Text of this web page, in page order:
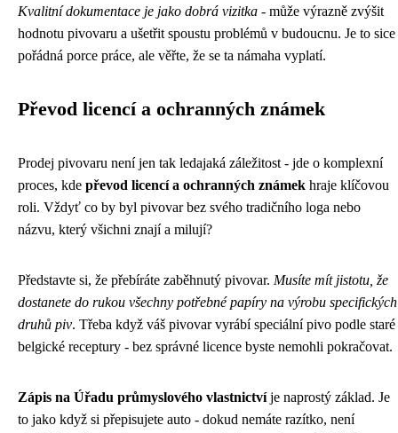
Kvalitní dokumentace je jako dobrá vizitka - může výrazně zvýšit
hodnotu pivovaru a ušetřit spoustu problémů v budoucnu. Je to sice
pořádná porce práce, ale věřte, že se ta námaha vyplatí.
Převod licencí a ochranných známek
Prodej pivovaru není jen tak ledajaká záležitost - jde o komplexní
proces, kde převod licencí a ochranných známek hraje klíčovou
roli. Vždyť co by byl pivovar bez svého tradičního loga nebo
názvu, který všichni znají a milují?
Představte si, že přebíráte zaběhnutý pivovar. Musíte mít jistotu, že
dostanete do rukou všechny potřebné papíry na výrobu specifických
druhů piv. Třeba když váš pivovar vyrábí speciální pivo podle staré
belgické receptury - bez správné licence byste nemohli pokračovat.
Zápis na Úřadu průmyslového vlastnictvíje naprostý základ. Je
to jako když si přepisujete auto - dokud nemáte razítko, není